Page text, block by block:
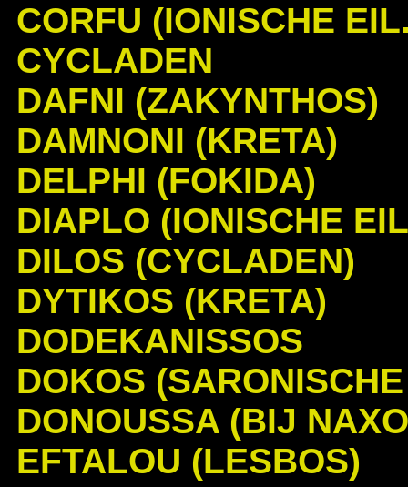
CORFU (IONISCHE
CYCLADEN
DAFNI (ZAKYNTHOS)
DAMNONI (KRETA)
DELPHI (FOKIDA)
DIAPLO (IONISCHE
DILOS (CYCLADEN)
DYTIKOS (KRETA)
DODEKANISSOS
DOKOS
DONOUSSA (BIJ
EFTALOU (LESBOS)